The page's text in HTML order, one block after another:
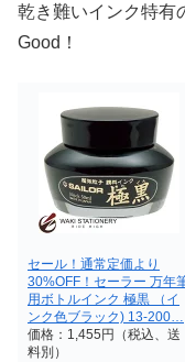
乾き難いインク特有
Good！
セール！通常定価より
30%OFF！セーラー 万年
用ボトルインク 極黒 （イ
ンク色ブラック) 13-200…
価格：1,455円（税込、送
料別）